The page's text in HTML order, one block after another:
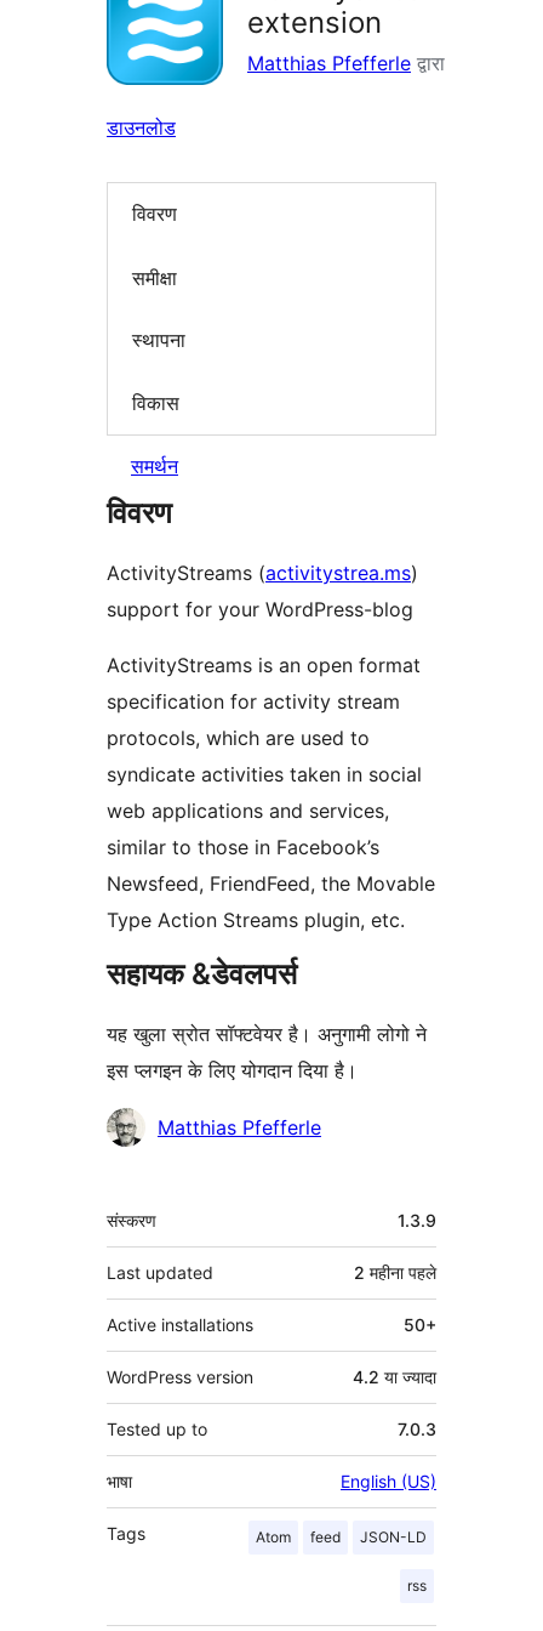
extension
Matthias Pfefferle द्वारा
डाउनलोड
विवरण
समीक्षा
स्थापना
विकास
समर्थन
विवरण
ActivityStreams (activitystrea.ms)
support for your WordPress-blog
ActivityStreams is an open format
specification for activity stream
protocols, which are used to
syndicate activities taken in social
web applications and services,
similar to those in Facebook’s
Newsfeed, FriendFeed, the Movable
Type Action Streams plugin, etc.
सहायक &डेवलपर्स
यह खुला स्रोत सॉफ्टवेयर है। अनुगामी लोगो ने
इस प्लगइन के लिए योगदान दिया है।
योगदानकर्ताMatthias Pfefferle
मेटा
संस्करण 1.3.9
Last updated 2 महीनापहले
Active installations 50+
WordPress version 4.2 या ज्यादा
Tested up to 7.0.3
भाषा English (US)
Tags Atom feed JSON-LD
rss